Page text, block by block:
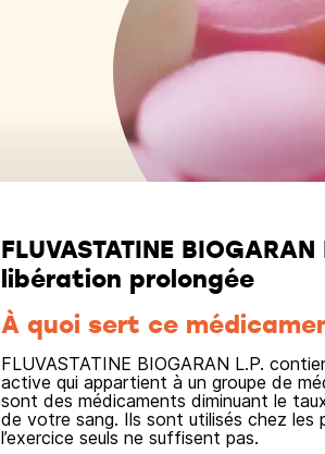
FLUVASTATINE
libération prolongée
À quoi sert ce
FLUVASTATINE BIOGARAN L.P.
active qui appartient à un groupe de
sont des médicaments diminuant le
de votre sang. Ils sont utilisés chez les
l’exercice seuls ne suffisent pas.